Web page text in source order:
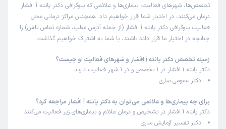
تخصص‌ها، شهرهای فعالیت، بیماری‌ها و علائمی که بیوگرافی دکتر پانته آ افشار
درمان می‌کنند، در اختیار شما قرار خواهیم داد. همچنین مراکز درمانی محل
فعالیت بیوگرافی دکتر پانته آ افشار (از جمله آدرس مطب، شماره تماس تلفن) را
چنانچه در اختیار ما قرار داده باشند، با شما به اشتراک خواهیم گذاشت.
زمینه تخصص دکتر پانته آ افشار و شهرهای فعالیت او چیست؟
دکتر پانته آ افشار در 1 تخصص و در 1 شهر فعالیت دارند:
دکتر عمومی ساری
برای چه بیماری‌ها و علائمی می‌توان به دکتر پانته آ افشار مراجعه کرد؟
دکتر پانته آ افشار در تشخیص و درمان علائم و بیماری‌های زیر فعالیت می‌کنند:
دکتر تفسیر آزمایش ساری